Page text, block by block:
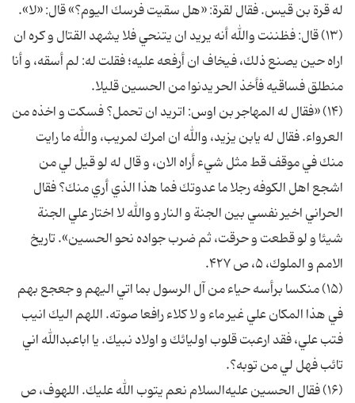
له قرة بن قيس. فقال لقرة: «هل سقيت فرسك اليوم؟» قال: «لا».
(۱۳) قال: فظننت والله أنه يريد ان يتنحي فلا يشهد القتال و كره ان
اراه حين يصنع ذلك، فيخاف ان أرفعه عليه؛ فقلت له: لم أسقه، و أنا
منطلق فساقيه فأخذ الحر يدنوا من الحسين قليلا.
(۱۴) «فقال له المهاجر بن اوس: اتريد ان تحمل؟ فسكت و اخذه من
العرواء. فقال له يابن يزيد، والله ان امرك لمريب، والله ما رايت
منك في موقف قط مثل شي‌ء أراه الان، و قال له لو قيل لي من
اشجع اهل الكوفه رجلا ما عدوتك فما هذا الذي أري منك؟ فقال
الحراني اخير نفسي بين الجنة و النار و والله لا اختار علي الجنة
شيئا و لو قطعت و حرقت، ثم ضرب جواده نحو الحسين». تاريخ
الامم و الملوك، ۵، ص ۴۲۷.
(۱۵) منكسا برأسه حياء من آل الرسول بما اتي اليهم و جعجع بهم
في هذا المكان علي غير ماء و لا كلاء رافعا صوته. اللهم اليك انيب
فتب علي، فقد ارعبت قلوب اوليائك و اولاد نبيك. يا اباعبدالله اني
تائب فهل لي من توبه؟.
(۱۶) فقال الحسين عليه‌السلام نعم يتوب الله عليك. اللهوف، ص